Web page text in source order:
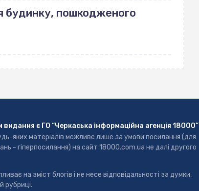
будинку, пошкодженого
є ГО “Черкаська інформаційна агенція 18000”
яких матеріалів можливе лише за умови посилання (для
- гіперпосилання) на сайт 18000.com.ua не далі другого
на зміст блогів і не несе відповідальності за думки,
рубриці.